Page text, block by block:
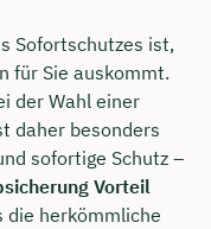
Sofortschutzes ist,
für Sie auskommt.
der Wahl einer
daher besonders
sofortige Schutz –
Vorteil
herkömmliche